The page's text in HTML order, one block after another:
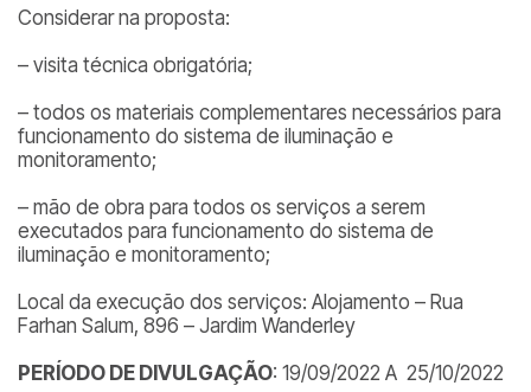
Considerar na proposta:
– visita técnica obrigatória;
– todos os materiais complementares necessários para
funcionamento do sistema de iluminação e
monitoramento;
– mão de obra para todos os serviços a serem
executados para funcionamento do sistema de
iluminação e monitoramento;
Local da execução dos serviços: Alojamento – Rua
Farhan Salum, 896 – Jardim Wanderley
PERÍODO DE DIVULGAÇÃO: 19/09/2022 A 25/10/2022